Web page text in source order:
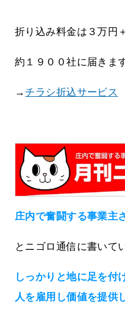
折り込み料金は３万円
約１９００社に届きま
→ チラシ折込サービス
庄内で奮闘する事業主
とニゴロ通信に書いて
しっかりと地に足を付
人を雇用し価値を提供